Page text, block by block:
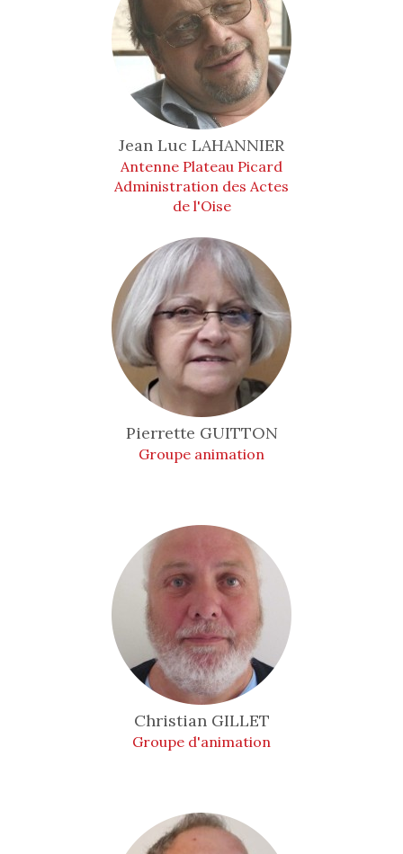
Jean Luc LAHANNIER
Antenne Plateau Picard
Administration des Actes
de l'Oise
Pierrette GUITTON
Groupe animation
Christian GILLET
Groupe d'animation